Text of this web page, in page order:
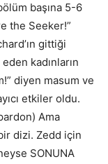
başına 5-6
the Seeker!”
gittiği
kadınların
diyen masum ve
etkiler oldu.
Ama
dizi. Zedd için
SONUNA